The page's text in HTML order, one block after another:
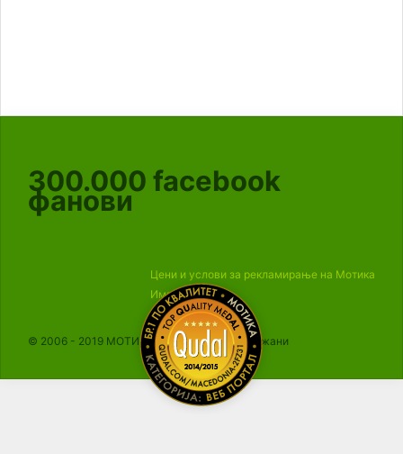
300.000 facebook
фанови
Цени и услови за рекламирање на Мотика
Импресум
© 2006 - 2019 МОТИКА, Сите права се задржани